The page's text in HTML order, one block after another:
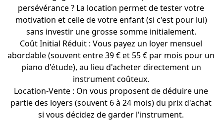
persévérance ? La location permet de tester votre
motivation et celle de votre enfant (si c'est pour lui)
sans investir une grosse somme initialement.
Coût Initial Réduit : Vous payez un loyer mensuel
abordable (souvent entre 39 € et 55 € par mois pour un
piano d'étude), au lieu d'acheter directement un
instrument coûteux.
Location-Vente : On vous proposent de déduire une
partie des loyers (souvent 6 à 24 mois) du prix d'achat
si vous décidez de garder l'instrument.